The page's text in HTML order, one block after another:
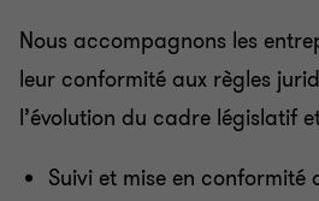
Nous accompagnons les
leur conformité aux règles
l’évolution du cadre législatif
Suivi et mise en conformité